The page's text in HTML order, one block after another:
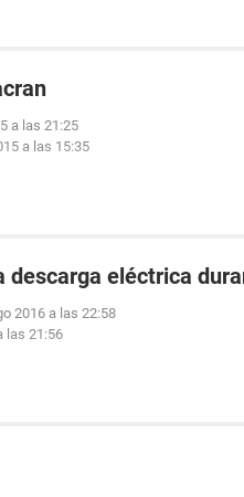
a las 21:25
a las 15:35
descarga eléctrica
2016 a las 22:58
las 21:56